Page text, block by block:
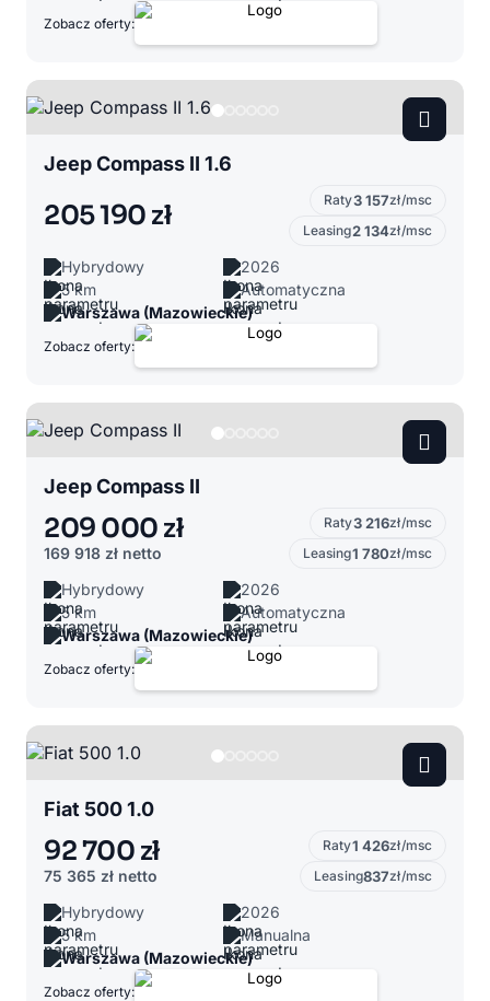
Zobacz oferty:
Jeep Compass II 1.6
205 190 zł Raty3 157zł/msc
Leasing2 134zł/msc
Hybrydowy
2026
5 km
Automatyczna
Warszawa (Mazowieckie)
Zobacz oferty:
Jeep Compass II
209 000 zł
169 918 zł netto
Raty3 216zł/msc
Leasing1 780zł/msc
Hybrydowy
2026
5 km
Automatyczna
Warszawa (Mazowieckie)
Zobacz oferty:
Fiat 500 1.0
92 700 zł
75 365 zł netto
Raty1 426zł/msc
Leasing837zł/msc
Hybrydowy
2026
5 km
Manualna
Warszawa (Mazowieckie)
Zobacz oferty: